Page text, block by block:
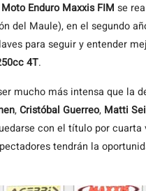
Enduro Maxxis FIM se
del Maule), en el segundo
para seguir y entender
4T.
mucho más intensa que la
,Cristóbal Guerreo, Matti
con el título por
tendrán la